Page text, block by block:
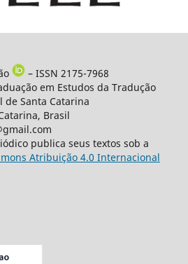
– ISSN 2175-7968
em Estudos da Tradução
de Santa Catarina
Brasil
publica seus textos sob a
Atribuição 4.0 Internacional